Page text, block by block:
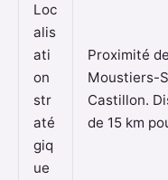
Loc
alis
ati
on
str
até
giq
ue
Proximité
Moustiers-
Castillon.
de 15 km